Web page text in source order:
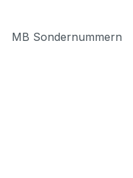
MB Sondernummern